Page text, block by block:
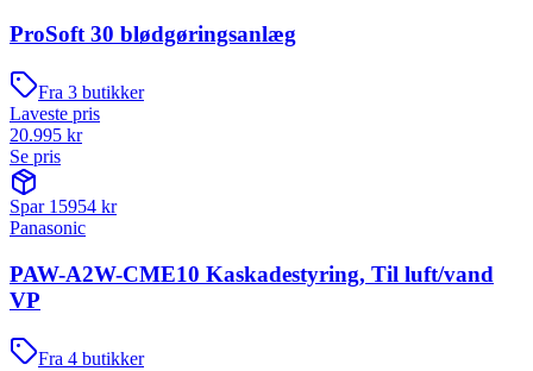
ProSoft 30 blødgøringsanlæg
Fra 3 butikker
Laveste pris
20.995 kr
Se pris
Spar 15954 kr
Panasonic
PAW-A2W-CME10 Kaskadestyring, Til luft/vand
VP
Fra 4 butikker